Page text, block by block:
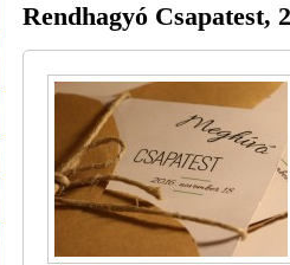
Rendhagyó Csapatest,